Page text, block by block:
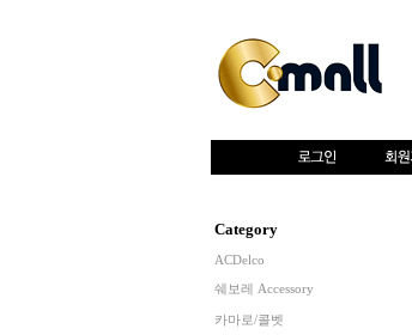
Category
ACDelco
쉐보레 Accessory
카마로/콜벳